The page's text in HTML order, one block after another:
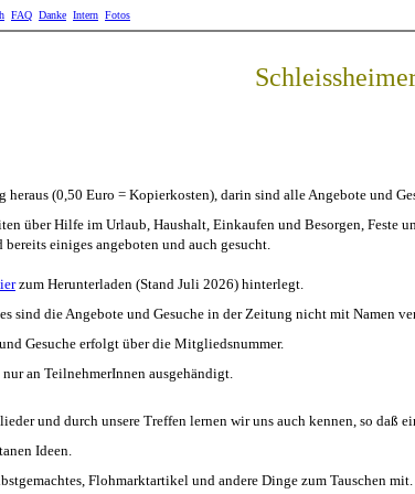
FAQ Danke Intern Fotos
(0,50 Euro = Kopierkosten), darin sind alle Angebote und
über Hilfe im Urlaub, Haushalt, Einkaufen und Besorgen, Feste
einiges angeboten und auch gesucht.
zum Herunterladen (Stand Juli 2026) hinterlegt.
sind die Angebote und Gesuche in der Zeitung nicht mit Namen
Gesuche erfolgt über die Mitgliedsnummer.
an TeilnehmerInnen ausgehändigt.
und durch unsere Treffen lernen wir uns auch kennen, so daß
Ideen.
Flohmarktartikel und andere Dinge zum Tauschen